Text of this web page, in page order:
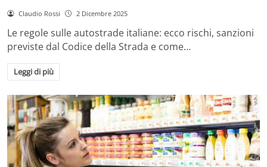
Claudio Rossi 2 Dicembre 2025
Le regole sulle autostrade italiane: ecco rischi, sanzioni
previste dal Codice della Strada e come…
Leggi di più